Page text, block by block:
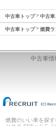
中古車トップ 中古車
中古車トップ 燃費ラ
中古車情
燃費のいい車を探